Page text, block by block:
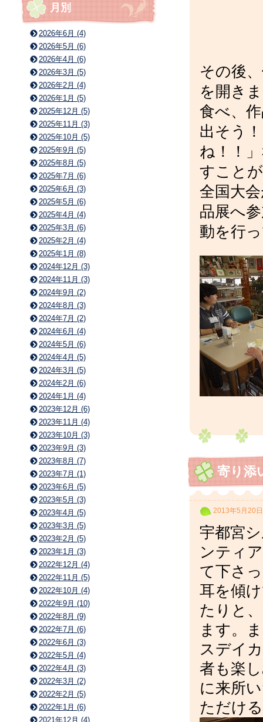
その後
を開き
食べ、
出そう
ね！！
すこと
全国大
品展へ
動を行
寄り添
2013年5月20日
宇都宮
ンティ
て下さ
耳を傾
たりと
ます。
スデイ
者も楽
に来所
ただけ
月別
2026年6月 (4)
2026年5月 (6)
2026年4月 (6)
2026年3月 (5)
2026年2月 (4)
2026年1月 (5)
2025年12月 (5)
2025年11月 (3)
2025年10月 (5)
2025年9月 (5)
2025年8月 (5)
2025年7月 (6)
2025年6月 (3)
2025年5月 (6)
2025年4月 (4)
2025年3月 (6)
2025年2月 (4)
2025年1月 (8)
2024年12月 (3)
2024年11月 (3)
2024年9月 (2)
2024年8月 (3)
2024年7月 (2)
2024年6月 (4)
2024年5月 (6)
2024年4月 (5)
2024年3月 (5)
2024年2月 (6)
2024年1月 (4)
2023年12月 (6)
2023年11月 (4)
2023年10月 (3)
2023年9月 (3)
2023年8月 (7)
2023年7月 (1)
2023年6月 (5)
2023年5月 (3)
2023年4月 (5)
2023年3月 (5)
2023年2月 (5)
2023年1月 (3)
2022年12月 (4)
2022年11月 (5)
2022年10月 (4)
2022年9月 (10)
2022年8月 (9)
2022年7月 (6)
2022年6月 (3)
2022年5月 (4)
2022年4月 (3)
2022年3月 (2)
2022年2月 (5)
2022年1月 (6)
2021年12月 (4)